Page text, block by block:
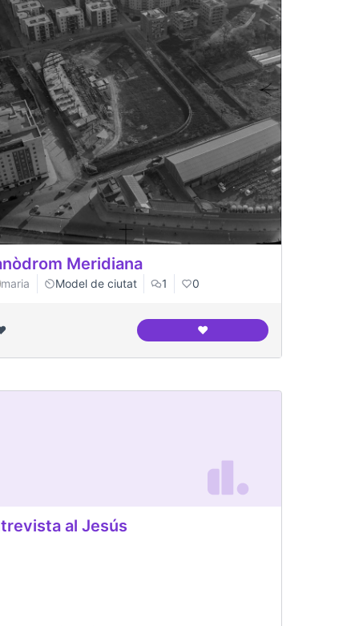
Meridiana
maria Model de ciutat 1 0
❤️Canòdrom Meridiana
al Jesús